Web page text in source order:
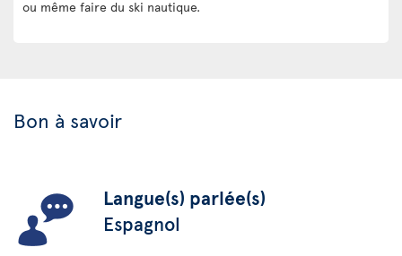
ou même faire du ski nautique.
Bon à savoir
Langue(s) parlée(s)
Espagnol